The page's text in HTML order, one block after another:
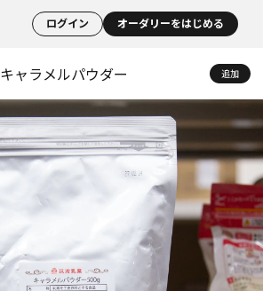
ログイン オーダリーをはじめる
キャラメルパウダー 追加